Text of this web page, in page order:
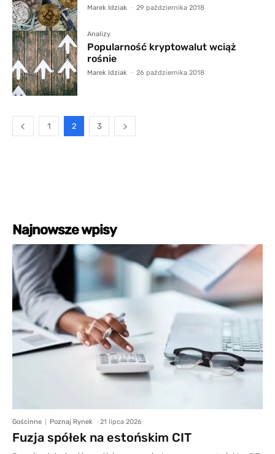
Marek Idziak - 29 października 2018
Analizy
Popularność kryptowalut wciąż
rośnie
Marek Idziak - 26 października 2018
1 2 3
Najnowsze wpisy
Gościnne Poznaj Rynek - 21 lipca 2026
Fuzja spółek na estońskim CIT